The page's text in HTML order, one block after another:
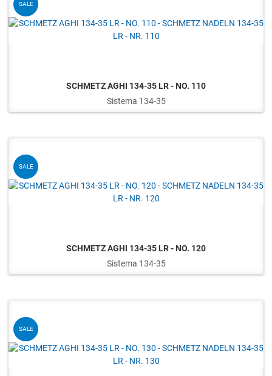
SALE
SCHMETZ AGHI 134-35 LR - NO. 110
Sistema 134-35
SALE
SCHMETZ AGHI 134-35 LR - NO. 120
Sistema 134-35
SALE